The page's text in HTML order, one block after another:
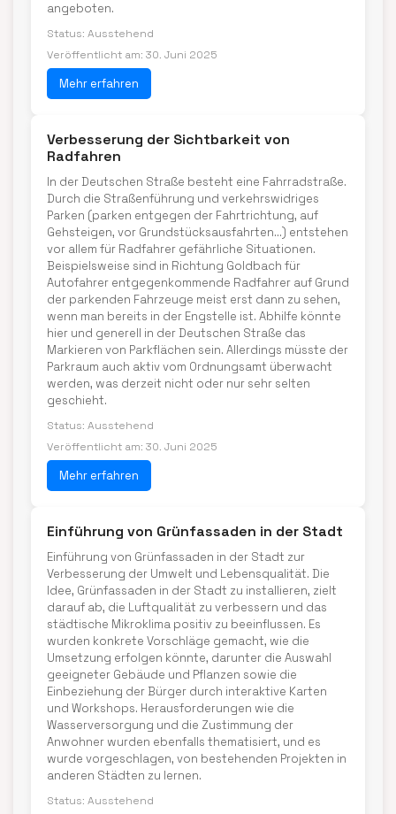
angeboten.
Status: Ausstehend
Veröffentlicht am: 30. Juni 2025
Mehr erfahren
Verbesserung der Sichtbarkeit von
Radfahren
In der Deutschen Straße besteht eine Fahrradstraße.
Durch die Straßenführung und verkehrswidriges
Parken (parken entgegen der Fahrtrichtung, auf
Gehsteigen, vor Grundstücksausfahrten...) entstehen
vor allem für Radfahrer gefährliche Situationen.
Beispielsweise sind in Richtung Goldbach für
Autofahrer entgegenkommende Radfahrer auf Grund
der parkenden Fahrzeuge meist erst dann zu sehen,
wenn man bereits in der Engstelle ist. Abhilfe könnte
hier und generell in der Deutschen Straße das
Markieren von Parkflächen sein. Allerdings müsste der
Parkraum auch aktiv vom Ordnungsamt überwacht
werden, was derzeit nicht oder nur sehr selten
geschieht.
Status: Ausstehend
Veröffentlicht am: 30. Juni 2025
Mehr erfahren
Einführung von Grünfassaden in der Stadt
Einführung von Grünfassaden in der Stadt zur
Verbesserung der Umwelt und Lebensqualität. Die
Idee, Grünfassaden in der Stadt zu installieren, zielt
darauf ab, die Luftqualität zu verbessern und das
städtische Mikroklima positiv zu beeinflussen. Es
wurden konkrete Vorschläge gemacht, wie die
Umsetzung erfolgen könnte, darunter die Auswahl
geeigneter Gebäude und Pflanzen sowie die
Einbeziehung der Bürger durch interaktive Karten
und Workshops. Herausforderungen wie die
Wasserversorgung und die Zustimmung der
Anwohner wurden ebenfalls thematisiert, und es
wurde vorgeschlagen, von bestehenden Projekten in
anderen Städten zu lernen.
Status: Ausstehend